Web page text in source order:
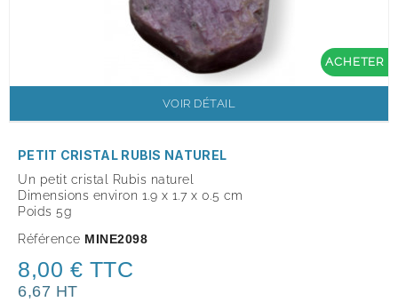
ACHETER
VOIR DÉTAIL
PETIT CRISTAL RUBIS NATUREL
Un petit cristal Rubis naturel
Dimensions environ 1.9 x 1.7 x 0.5 cm
Poids 5g
Référence MINE2098
8,00 € TTC
6,67 HT